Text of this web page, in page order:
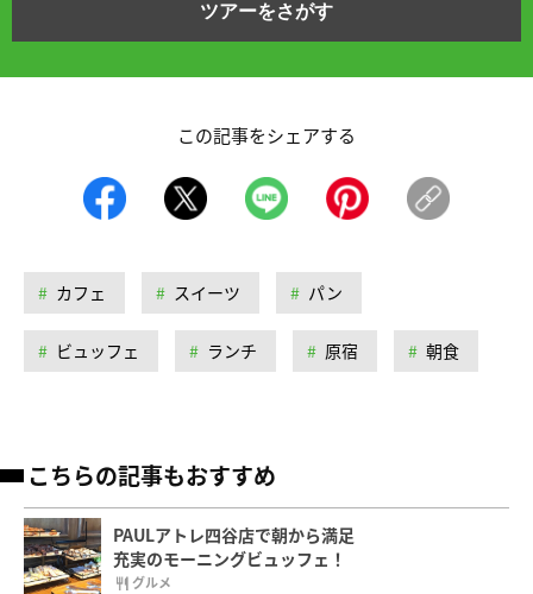
ツアーをさがす
この記事をシェアする
カフェ スイーツ パン
ビュッフェ ランチ 原宿 朝食
こちらの記事もおすすめ
PAULアトレ四谷店で朝から満足
充実のモーニングビュッフェ！
グルメ